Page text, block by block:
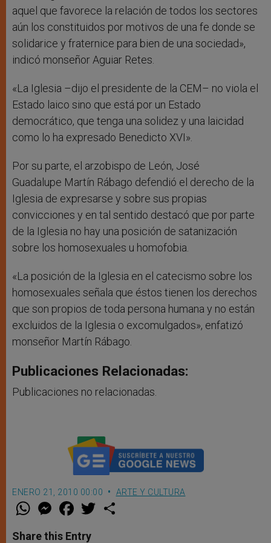
aquel que favorece la relación de todos los sectores
aún los constituidos por motivos de una fe donde se
solidarice y fraternice para bien de una sociedad»,
indicó monseñor Aguiar Retes.
«La Iglesia –dijo el presidente de la CEM– no viola el
Estado laico sino que está por un Estado
democrático, que tenga una solidez y una laicidad
como lo ha expresado Benedicto XVI».
Por su parte, el arzobispo de León, José
Guadalupe Martín Rábago defendió el derecho de la
Iglesia de expresarse y sobre sus propias
convicciones y en tal sentido destacó que por parte
de la Iglesia no hay una posición de satanización
sobre los homosexuales u homofobia.
«La posición de la Iglesia en el catecismo sobre los
homosexuales señala que éstos tienen los derechos
que son propios de toda persona humana y no están
excluidos de la Iglesia o excomulgados», enfatizó
monseñor Martín Rábago.
Publicaciones Relacionadas:
Publicaciones no relacionadas.
ENERO 21, 2010 00:00 ARTE Y CULTURA
W
t
M
e
s
F
a
e
w
Share this Entry